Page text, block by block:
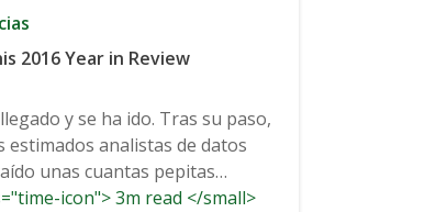
2016 Year in Review
y se ha ido. Tras su paso,
estimados analistas de datos
unas cuantas pepitas
icon"> 3m read </small>